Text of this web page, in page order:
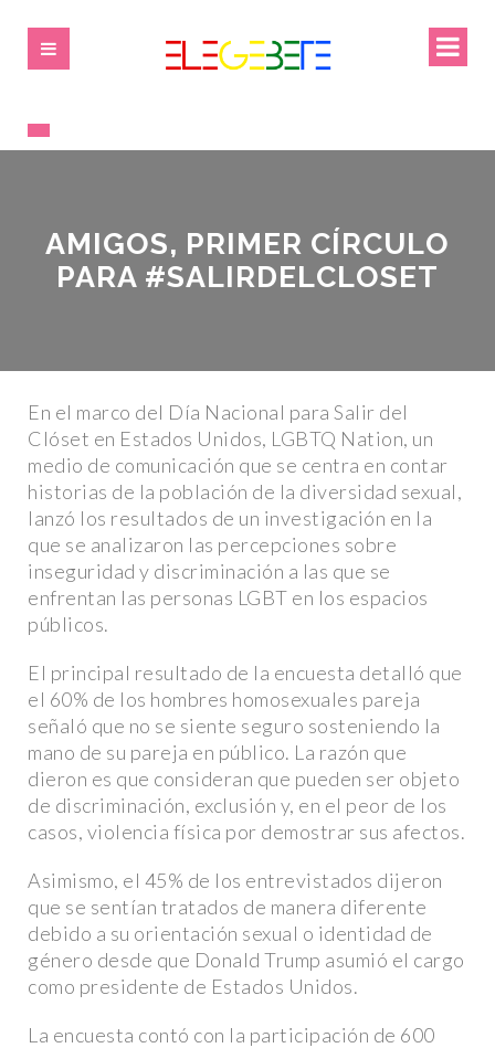
AMIGOS, PRIMER CÍRCULO
PARA #SALIRDELCLOSET
En el marco del Día Nacional para Salir del
Clóset en Estados Unidos, LGBTQ Nation, un
medio de comunicación que se centra en contar
historias de la población de la diversidad sexual,
lanzó los resultados de un investigación en la
que se analizaron las percepciones sobre
inseguridad y discriminación a las que se
enfrentan las personas LGBT en los espacios
públicos.
El principal resultado de la encuesta detalló que
el 60% de los hombres homosexuales pareja
señaló que no se siente seguro sosteniendo la
mano de su pareja en público. La razón que
dieron es que consideran que pueden ser objeto
de discriminación, exclusión y, en el peor de los
casos, violencia física por demostrar sus afectos.
Asimismo, el 45% de los entrevistados dijeron
que se sentían tratados de manera diferente
debido a su orientación sexual o identidad de
género desde que Donald Trump asumió el cargo
como presidente de Estados Unidos.
La encuesta contó con la participación de 600